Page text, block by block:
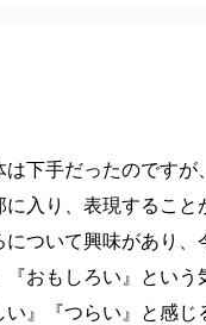
下手だったのですが
入り、表現すること
ついて興味があり、
おもしろい』という
』『つらい』と感じ